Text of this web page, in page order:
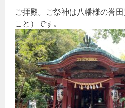
ご拝殿。ご祭神は八幡様の誉
こと）です。